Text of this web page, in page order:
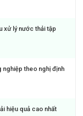
xử lý nước thải tập
nghiệp theo nghị định
hiệu quả cao nhất